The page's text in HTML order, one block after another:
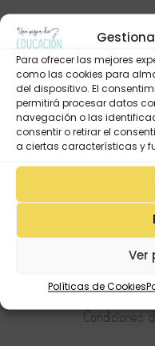
Para ofrecer las mejores
como las cookies para
del dispositivo. El
permitirá procesar datos
navegación o las
consentir o retirar el
a ciertas características y
Ver
Políticas de Cookies
Condiciones